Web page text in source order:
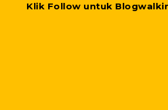
Klik Follow untuk